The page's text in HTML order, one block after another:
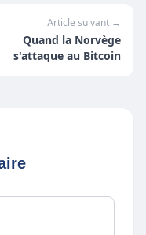
Article suivant →
Quand la Norvège
s'attaque au Bitcoin